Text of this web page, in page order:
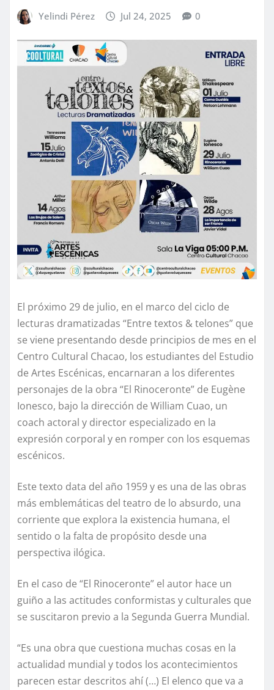
Yelindi Pérez Jul 24, 2025 0
El próximo 29 de julio, en el marco del ciclo de
lecturas dramatizadas “Entre textos & telones” que
se viene presentando desde principios de mes en el
Centro Cultural Chacao, los estudiantes del Estudio
de Artes Escénicas, encarnaran a los diferentes
personajes de la obra “El Rinoceronte” de Eugène
Ionesco, bajo la dirección de William Cuao, un
coach actoral y director especializado en la
expresión corporal y en romper con los esquemas
escénicos.
Este texto data del año 1959 y es una de las obras
más emblemáticas del teatro de lo absurdo, una
corriente que explora la existencia humana, el
sentido o la falta de propósito desde una
perspectiva ilógica.
En el caso de “El Rinoceronte” el autor hace un
guiño a las actitudes conformistas y culturales que
se suscitaron previo a la Segunda Guerra Mundial.
“Es una obra que cuestiona muchas cosas en la
actualidad mundial y todos los acontecimientos
parecen estar descritos ahí (…) El elenco que va a